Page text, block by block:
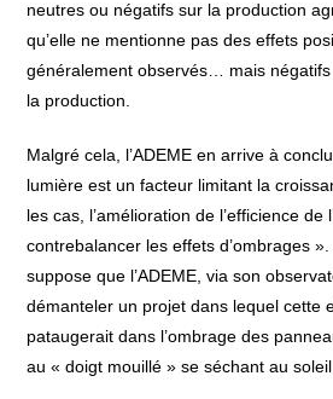
neutres ou négatifs sur la production
qu’elle ne mentionne pas des effets
généralement observés… mais
la production.
Malgré cela, l’ADEME en arrive à
lumière est un facteur limitant la
les cas, l’amélioration de l’efficience de
contrebalancer les effets d’ombrages
suppose que l’ADEME, via son
démanteler un projet dans lequel cette
pataugerait dans l’ombrage des
au « doigt mouillé » se séchant au